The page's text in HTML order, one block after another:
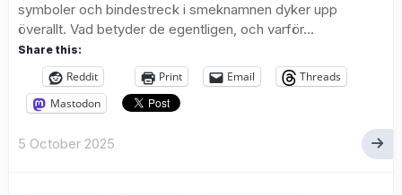
symboler och bindestreck i smeknamnen dyker upp
överallt. Vad betyder de egentligen, och varför...
Share this:
Reddit Print Email
Threads
Mastodon
5 October 2025